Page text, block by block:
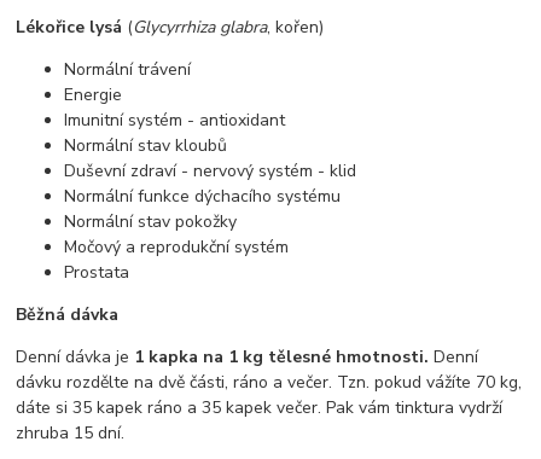
Lékořice lysá (Glycyrrhiza glabra, kořen)
Normální trávení
Energie
Imunitní systém - antioxidant
Normální stav kloubů
Duševní zdraví - nervový systém - klid
Normální funkce dýchacího systému
Normální stav pokožky
Močový a reprodukční systém
Prostata
Běžná dávka
Denní dávka je 1 kapka na 1 kg tělesné hmotnosti. Denní
dávku rozdělte na dvě části, ráno a večer. Tzn. pokud vážíte 70 kg,
dáte si 35 kapek ráno a 35 kapek večer. Pak vám tinktura vydrží
zhruba 15 dní.